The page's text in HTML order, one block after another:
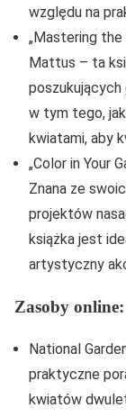
względu na
„Mastering
Mattus – ta
poszukujących
w tym tego,
kwiatami, aby
„Color in Your
Znana ze
projektów
książka jest
artystyczny
Zasoby online:
National
praktyczne
kwiatów